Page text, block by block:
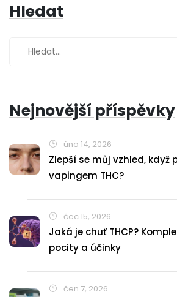
Hledat
Nejnovější příspěvky
úno 14, 2026
Zlepší se můj vzhled, když
vapingem THC?
čec 15, 2026
Jaká je chuť THCP?
pocity a účinky
čen 7, 2026